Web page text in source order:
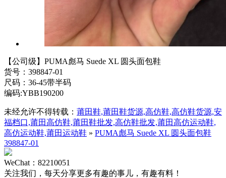
【公司级】PUMA彪马 Suede XL 圆头面包鞋
货号：398847-01
尺码：36-45带半码
编码:YBB190200
未经允许不得转载： 莆田鞋,莆田鞋货源,高仿鞋,高仿鞋货源,安
福档口,莆田高仿鞋,莆田鞋批发,高仿鞋批发,莆田高仿运动鞋,
高仿运动鞋,莆田运动鞋 » PUMA彪马 Suede XL 圆头面包鞋
398847-01
WeChat：82210051
关注我们，每天分享更多有趣的事儿，有趣有料！